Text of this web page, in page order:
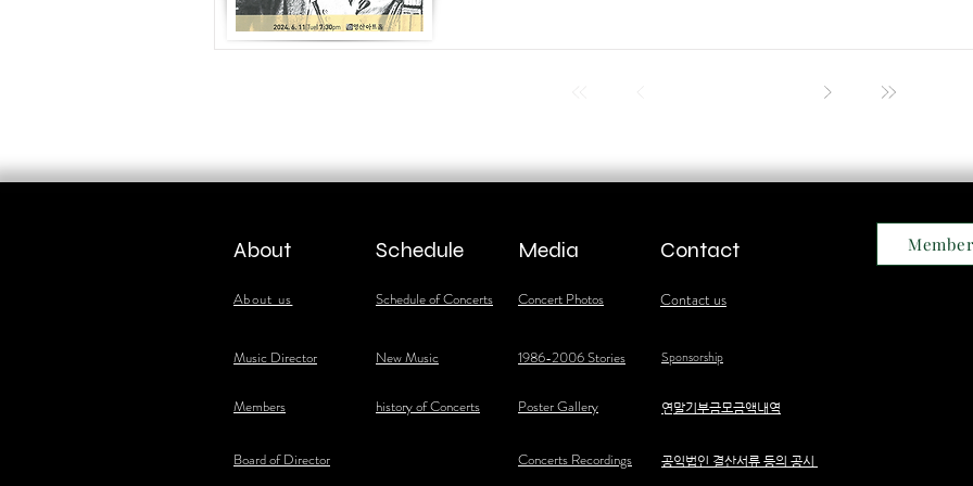
About
About us
​Music Director
​Members
Board of Director
Schedule
Schedule of Concerts
Media
Concert Photos
Contact
Contact us
New Music 1986-2006 Stories Sponsorship
history of Concerts Poster Gallery ​연말기부금모금액내역
Concerts Recordings 공익법인 결산서류 등의 공시